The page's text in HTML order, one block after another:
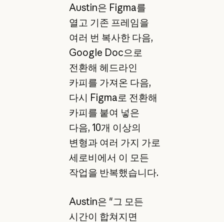
Austin은 Figma를
열고 기존 프레임을
여러 번 복사한 다음,
Google Doc으로
전환해 헤드라인
카피를 가져온 다음,
다시 Figma로 전환해
카피를 붙여 넣은
다음, 10개 이상의
변형과 여러 가지 가로
세로비에서 이 모든
작업을 반복했습니다.
Austin은 "그 모든
시간이 합쳐지면